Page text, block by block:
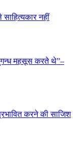
नहीं
सुगन्ध महसूस करते थे”–
करने की साजिश